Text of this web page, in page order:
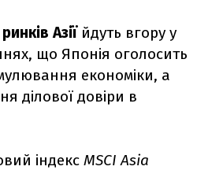
Азіїйдуть вгору у
що Японія оголосить
економіки, а
ділової довіри в
індекс MSCI Asia